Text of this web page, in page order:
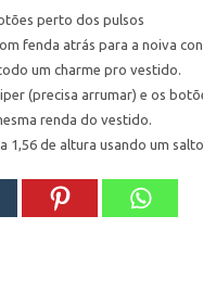
perto dos pulsos
fenda atrás para a noiva
um charme pro vestido.
(precisa arrumar) e os
renda do vestido.
1,56 de altura usando um